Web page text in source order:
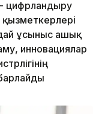
цифрландыру
ұсыныс ашық
инновациялар